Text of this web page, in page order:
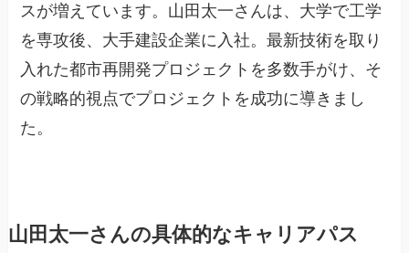
スが増えています。山田太一さんは、大学で工学
を専攻後、大手建設企業に入社。最新技術を取り
入れた都市再開発プロジェクトを多数手がけ、そ
の戦略的視点でプロジェクトを成功に導きまし
た。
山田太一さんの具体的なキャリアパス